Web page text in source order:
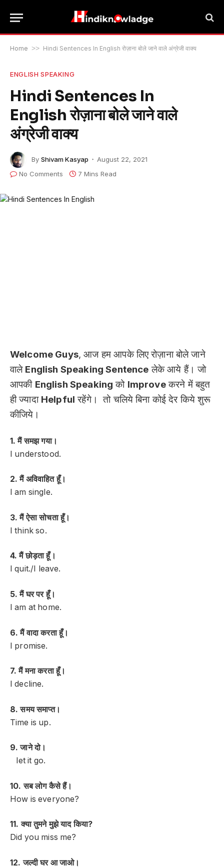
Home >> Hindi Sentences In English रोज़ाना बोले जाने वाले अंग्रेजी वाक्य
ENGLISH SPEAKING
Hindi Sentences In
English रोज़ाना बोले जाने वाले
अंग्रेजी वाक्य
By Shivam Kasyap
August 22, 2021
No Comments
7 Mins Read
Welcome Guys, आज हम आपके लिए रोज़ाना बोले जाने
वाले English Speaking Sentence लेके आये हैं। जो
आपकी English Speaking को Improveकरने में बहुत
ही ज्यादा Helpful रहेंगे। तो चलिये बिना कोई देर किये शुरू
कीजिये।
1. मैं समझ गया।
I understood.
2. मैं अविवाहित हूँ।
I am single.
3. मैं ऐसा सोचता हूँ।
I think so.
4. मैं छोड़ता हूँ।
I quit./I leave.
5. मैं घर पर हूँ।
I am at home.
6. मैं वादा करता हूँ।
I promise.
7. मैं मना करता हूँ।
I decline.
8. समय समाप्त।
Time is up.
9. जाने दो।
let it go.
10. सब लोग कैसे हैं।
How is everyone?
11. क्या तुमने मुझे याद किया?
Did you miss me?
12. जल्दी घर आ जाओ।